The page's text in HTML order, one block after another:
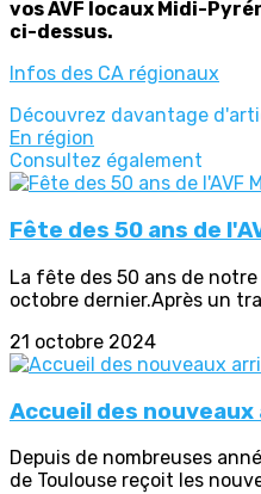
vos AVF locaux Midi-
ci-dessus.
Infos des CA régionaux
Découvrez davantage
En région
Consultez également
Fête des 50 ans de
La fête des 50 ans de
octobre dernier.Après un
21 octobre 2024
Accueil des
Depuis de nombreuses
de Toulouse reçoit les